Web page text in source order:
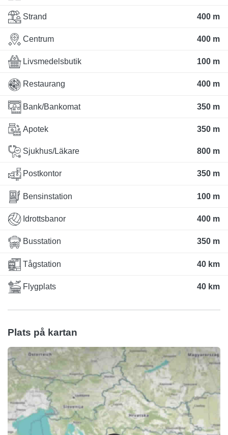
Strand 400 m
Centrum 400 m
Livsmedelsbutik 100 m
Restaurang 400 m
Bank/Bankomat 350 m
Apotek 350 m
Sjukhus/Läkare 800 m
Postkontor 350 m
Bensinstation 100 m
Idrottsbanor 400 m
Busstation 350 m
Tågstation 40 km
Flygplats 40 km
Plats på kartan